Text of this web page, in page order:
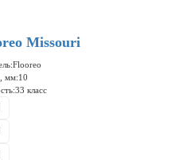
Missouri
Flooreo
мм:10
33 класс